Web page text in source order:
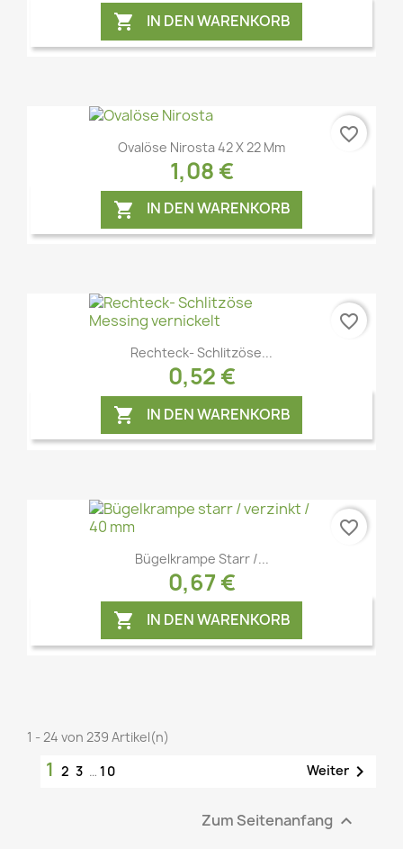
Vorschau
 IN DEN WARENKORB
Vorschau
Ovalöse Nirosta 42 X 22 Mm
1,08 €
 IN DEN WARENKORB
favorite_border
Rechteck- Schlitzöse...
0,52 €
 IN DEN WARENKORB
favorite_border

Bügelkrampe Starr /...
0,67 €
 IN DEN WARENKORB
favorite_border
1 - 24 von 239 Artikel(n)
1 2 3 … 10 Weiter 
Zum Seitenanfang 